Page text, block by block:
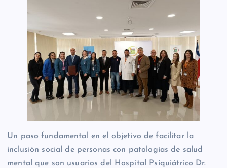
Un paso fundamental en el objetivo de facilitar la
inclusión social de personas con patologías de salud
mental que son usuarios del Hospital Psiquiátrico Dr.